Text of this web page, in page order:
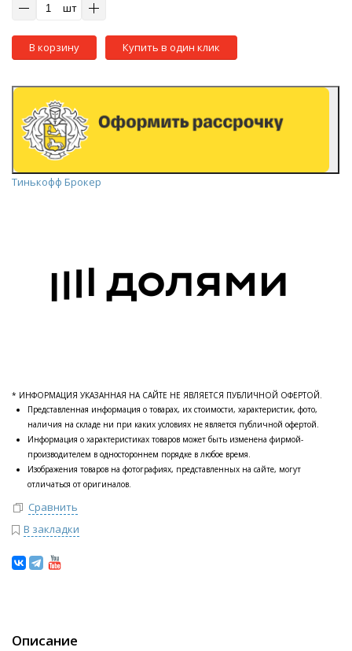
шт
В корзину Купить в один клик
Тинькофф Брокер
* ИНФОРМАЦИЯ УКАЗАННАЯ НА САЙТЕ НЕ ЯВЛЯЕТСЯ ПУБЛИЧНОЙ ОФЕРТОЙ.
Представленная информация о товарах, их стоимости, характеристик, фото,
наличия на складе ни при каких условиях не является публичной офертой.
Информация о характеристиках товаров может быть изменена фирмой-
производителем в одностороннем порядке в любое время.
Изображения товаров на фотографиях, представленных на сайте, могут
отличаться от оригиналов.
Сравнить
В закладки
Описание